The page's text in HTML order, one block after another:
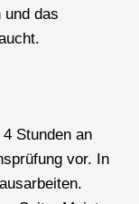
und das
Stunden an
vor. In